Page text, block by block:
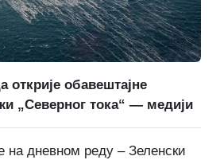
открије обавештајне
„Северног тока“ — медији
на дневном реду – Зеленски